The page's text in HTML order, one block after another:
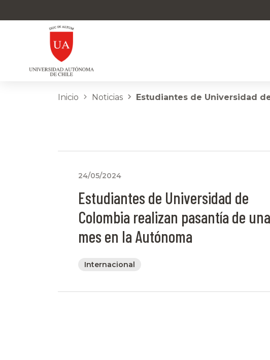
Inicio Noticias Estudiantes de Universidad
24/05/2024
Estudiantes de Universidad de
Colombia realizan pasantía de una
mes en la Autónoma
Internacional